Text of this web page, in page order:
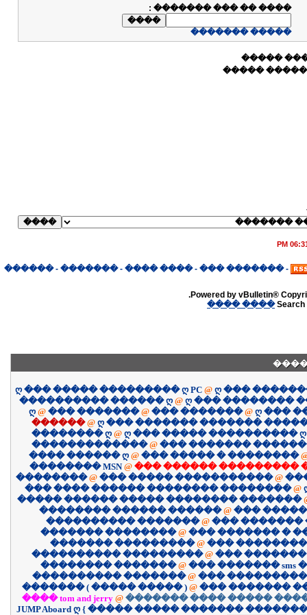
���� �� ��� �������
:
����� �������
�����
����� ����
06:31
-
������� ���
-
���� ����
-
�������
-
������
Powered by vBulletin®
Search
���� ����
ღ ��� ����� ��������� ღ PC @ ღ ���
���������� ������ ღ @ ღ ��� ��������
ღ @ ��� ������� @ ��� ������� @ ღ ���
������ @ ღ ��� ������� �������
�������� ღ @ ღ ��� ����� ���������� ღ
������������� @ ��� �������
���� ������ ღ @ ��� ����� � ��������
�������� MSN @ ��� ������ ���������
�������� @ ��� ����� ����������� @
��� ���� ������ �������� �������� @
����� ������ ����� �������� �������
�������� ������ ������ @ ���
���������� ������� @ ��� �������
������� �������� @ ��� ������� �
������� ��������� @ ���
���������� ��������� @ ���
�������� ������� @ ��� ������� sms �
���������� ������� @ ���
������� ( ����� ����� ) @ ��� �������
���� tom and jerry @ ������� ���� �����
JUMP Aboard ღ { ����� ����� �������